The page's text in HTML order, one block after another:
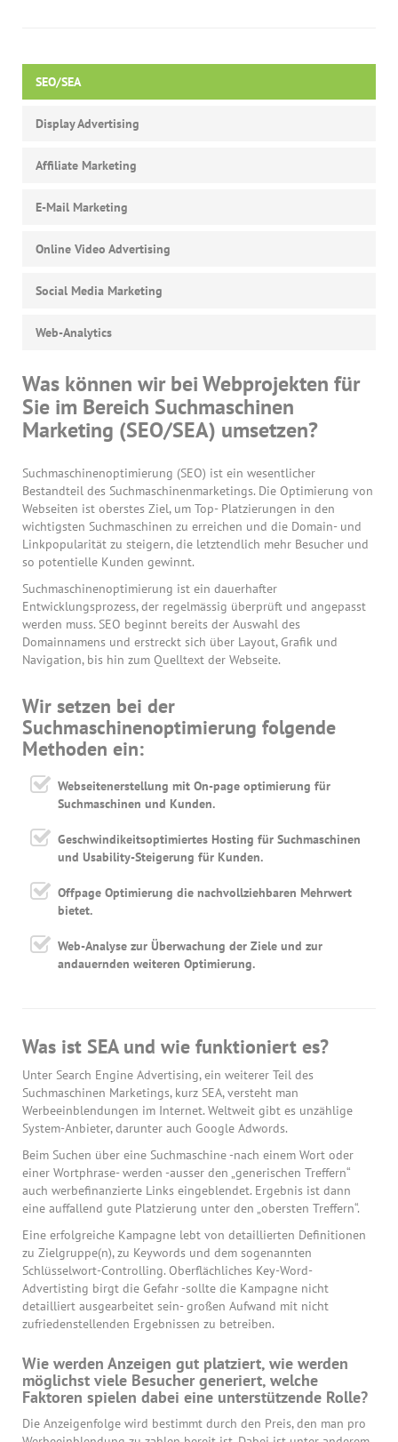
SEO/SEA
Display Advertising
Affiliate Marketing
E-Mail Marketing
Online Video Advertising
Social Media Marketing
Web-Analytics
Was können wir bei Webprojekten für
Sie im Bereich Suchmaschinen
Marketing (SEO/SEA) umsetzen?
Suchmaschinenoptimierung (SEO) ist ein wesentlicher
Bestandteil des Suchmaschinenmarketings. Die Optimierung von
Webseiten ist oberstes Ziel, um Top- Platzierungen in den
wichtigsten Suchmaschinen zu erreichen und die Domain- und
Linkpopularität zu steigern, die letztendlich mehr Besucher und
so potentielle Kunden gewinnt.
Suchmaschinenoptimierung ist ein dauerhafter
Entwicklungsprozess, der regelmässig überprüft und angepasst
werden muss. SEO beginnt bereits der Auswahl des
Domainnamens und erstreckt sich über Layout, Grafik und
Navigation, bis hin zum Quelltext der Webseite.
Wir setzen bei der
Suchmaschinenoptimierung folgende
Methoden ein:
Webseitenerstellung mit On-page optimierung für
Suchmaschinen und Kunden.
Geschwindikeitsoptimiertes Hosting für Suchmaschinen
und Usability-Steigerung für Kunden.
Offpage Optimierung die nachvollziehbaren Mehrwert
bietet.
Web-Analyse zur Überwachung der Ziele und zur
andauernden weiteren Optimierung.
Was ist SEA und wie funktioniert es?
Unter Search Engine Advertising, ein weiterer Teil des
Suchmaschinen Marketings, kurz SEA, versteht man
Werbeeinblendungen im Internet. Weltweit gibt es unzählige
System-Anbieter, darunter auch Google Adwords.
Beim Suchen über eine Suchmaschine -nach einem Wort oder
einer Wortphrase- werden -ausser den „generischen Treffern“
auch werbefinanzierte Links eingeblendet. Ergebnis ist dann
eine auffallend gute Platzierung unter den „obersten Treffern“.
Eine erfolgreiche Kampagne lebt von detaillierten Definitionen
zu Zielgruppe(n), zu Keywords und dem sogenannten
Schlüsselwort-Controlling. Oberflächliches Key-Word-
Advertisting birgt die Gefahr -sollte die Kampagne nicht
detailliert ausgearbeitet sein- großen Aufwand mit nicht
zufriedenstellenden Ergebnissen zu betreiben.
Wie werden Anzeigen gut platziert, wie werden
möglichst viele Besucher generiert, welche
Faktoren spielen dabei eine unterstützende Rolle?
Die Anzeigenfolge wird bestimmt durch den Preis, den man pro